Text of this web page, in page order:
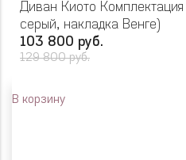
Диван Киото
серый, накладка Венге)
103 800 руб.
129 800 руб.
В корзину